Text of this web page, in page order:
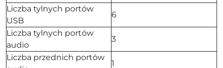
Liczba tylnych portów
USB
6
Liczba tylnych portów
audio
3
Liczba przednich portów
1